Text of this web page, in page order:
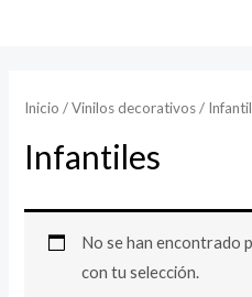
Inicio /Vinilos decorativos/
Infantiles
No se han encontrado
con tu selección.